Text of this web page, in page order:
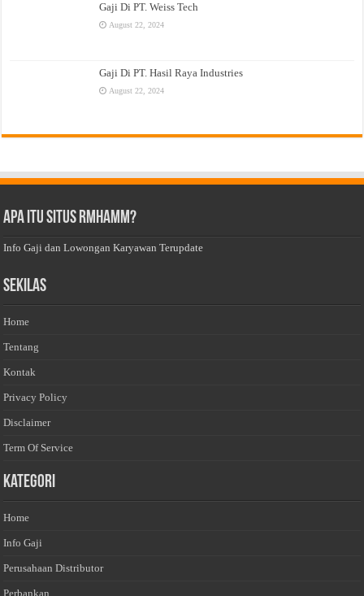
Gaji Di PT. Weiss Tech
August 22, 2024
Gaji Di PT. Hasil Raya Industries
August 22, 2024
Apa Itu Situs Rmhamm?
Info Gaji dan Lowongan Karyawan Terupdate
Sekilas
Home
Tentang
Kontak
Privacy Policy
Disclaimer
Term Of Service
Kategori
Home
Info Gaji
Perusahaan Distributor
Perbankan